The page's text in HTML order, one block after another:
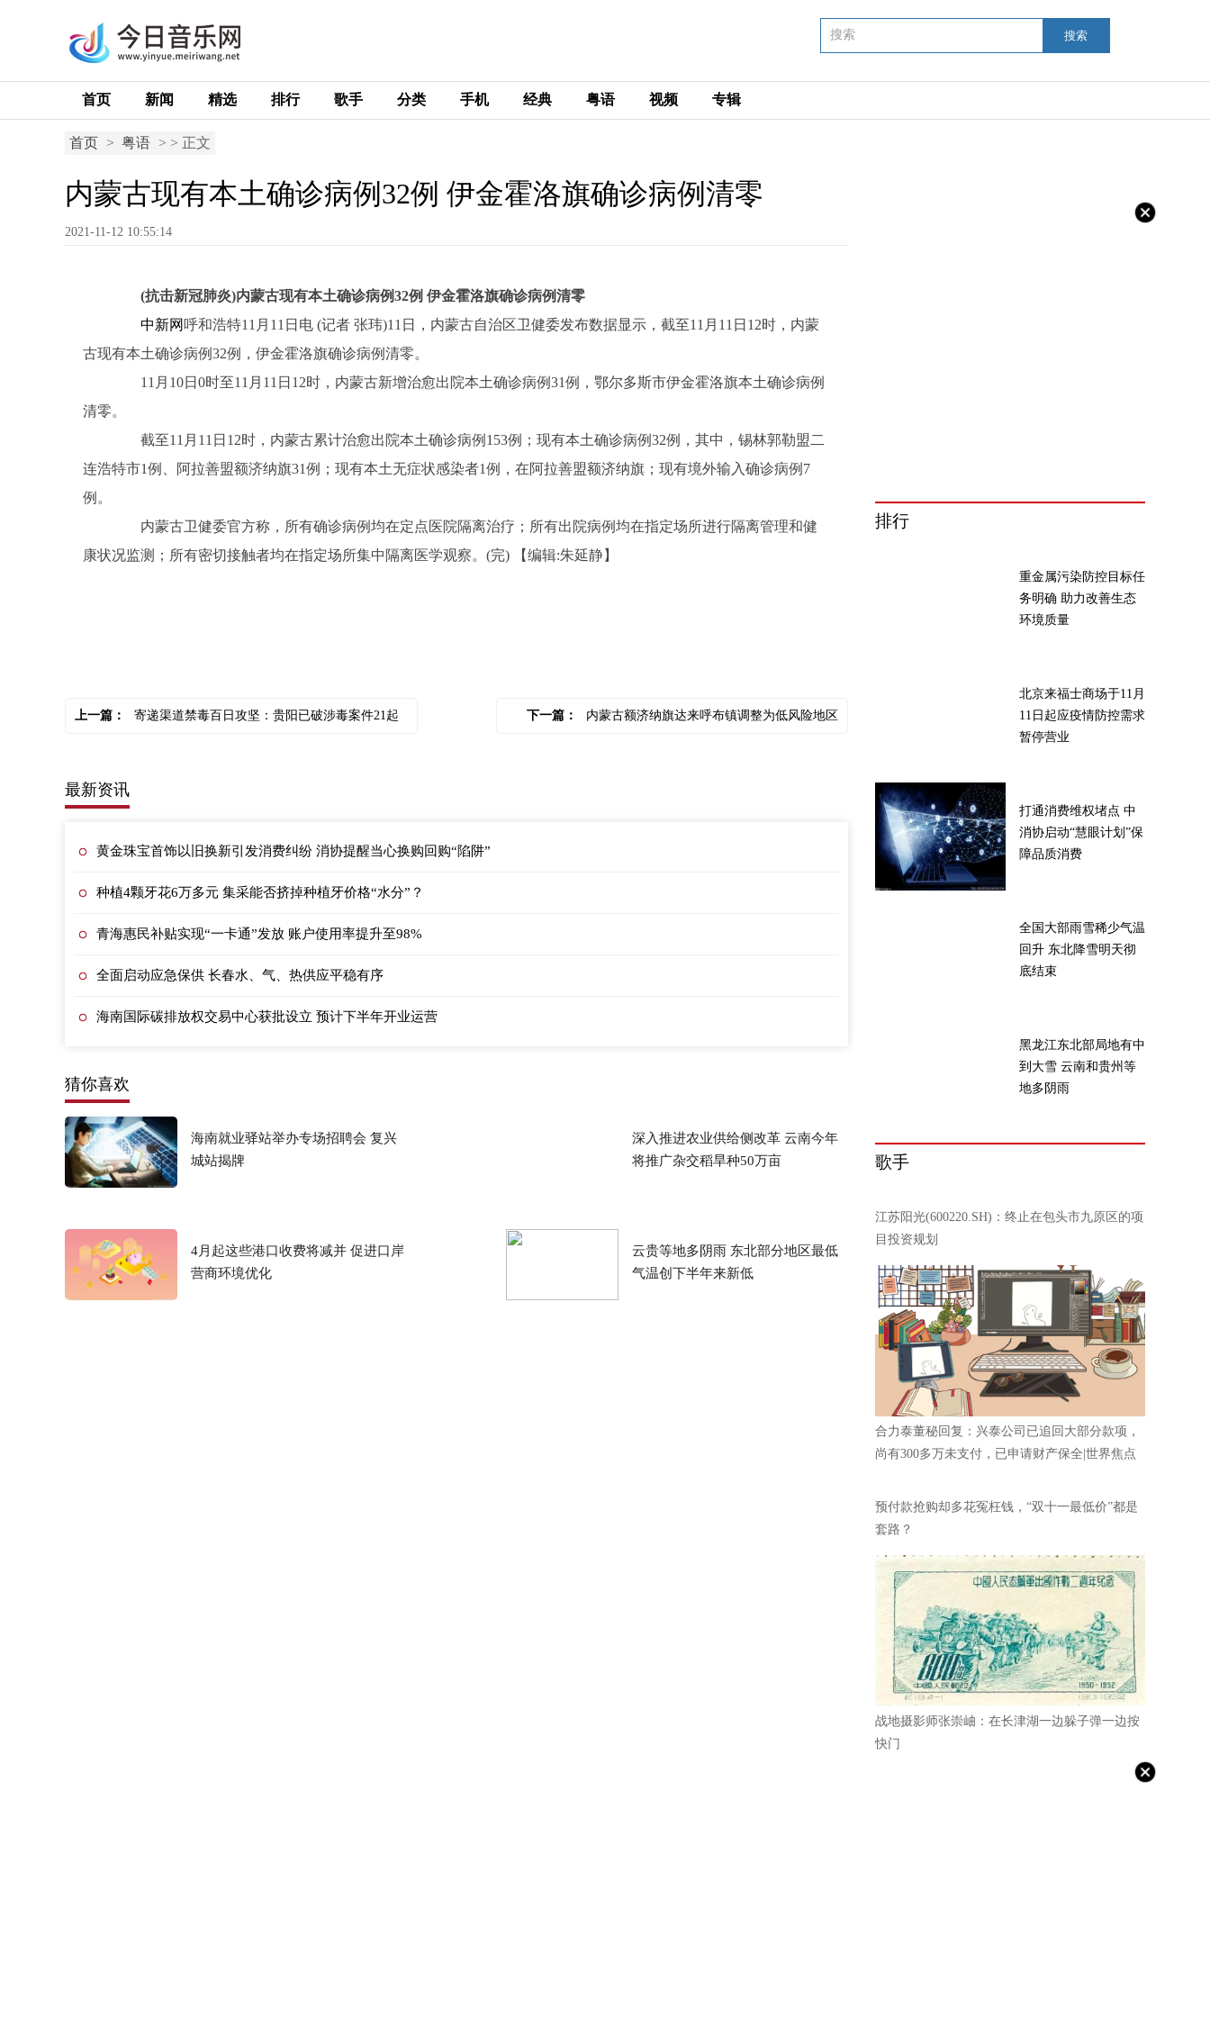
搜索
首页 新闻 精选 排行 歌手 分类 手机 经典 粤语 视频 专辑
首页 > 粤语 > > 正文
内蒙古现有本土确诊病例32例 伊金霍洛旗确诊病例清零
2021-11-12 10:55:14
(抗击新冠肺炎)内蒙古现有本土确诊病例32例 伊金霍洛旗确诊病例清零
中新网 呼和浩特11月11日电 (记者 张玮)11日，内蒙古自治区卫健委发布数据显示，截至11月11日12时，内蒙
古现有本土确诊病例32例，伊金霍洛旗确诊病例清零。
11月10日0时至11月11日12时，内蒙古新增治愈出院本土确诊病例31例，鄂尔多斯市伊金霍洛旗本土确诊病例
清零。
截至11月11日12时，内蒙古累计治愈出院本土确诊病例153例；现有本土确诊病例32例，其中，锡林郭勒盟二
连浩特市1例、阿拉善盟额济纳旗31例；现有本土无症状感染者1例，在阿拉善盟额济纳旗；现有境外输入确诊病例7
例。
内蒙古卫健委官方称，所有确诊病例均在定点医院隔离治疗；所有出院病例均在指定场所进行隔离管理和健
康状况监测；所有密切接触者均在指定场所集中隔离医学观察。(完)
【编辑:朱延静】
上一篇： 寄递渠道禁毒百日攻坚：贵阳已破涉毒案件21起 下一篇： 内蒙古额济纳旗达来呼布镇调整为低风险地区
最新资讯
黄金珠宝首饰以旧换新引发消费纠纷 消协提醒当心换购回购“陷阱”
种植4颗牙花6万多元 集采能否挤掉种植牙价格“水分”？
青海惠民补贴实现“一卡通”发放 账户使用率提升至98%
全面启动应急保供 长春水、气、热供应平稳有序
海南国际碳排放权交易中心获批设立 预计下半年开业运营
猜你喜欢
海南就业驿站举办专场招聘会 复兴
城站揭牌
深入推进农业供给侧改革 云南今年
将推广杂交稻旱种50万亩
4月起这些港口收费将减并 促进口岸
营商环境优化
云贵等地多阴雨 东北部分地区最低
气温创下半年来新低
排行
重金属污染防控目标任
务明确 助力改善生态
环境质量
北京来福士商场于11月
11日起应疫情防控需求
暂停营业
打通消费维权堵点 中
消协启动“慧眼计划”保
障品质消费
全国大部雨雪稀少气温
回升 东北降雪明天彻
底结束
黑龙江东北部局地有中
到大雪 云南和贵州等
地多阴雨
歌手
江苏阳光(600220.SH)：终止在包头市九原区的项
目投资规划
合力泰董秘回复：兴泰公司已追回大部分款项，
尚有300多万未支付，已申请财产保全|世界焦点
预付款抢购却多花冤枉钱，“双十一最低价”都是
套路？
战地摄影师张崇岫：在长津湖一边躲子弹一边按
快门